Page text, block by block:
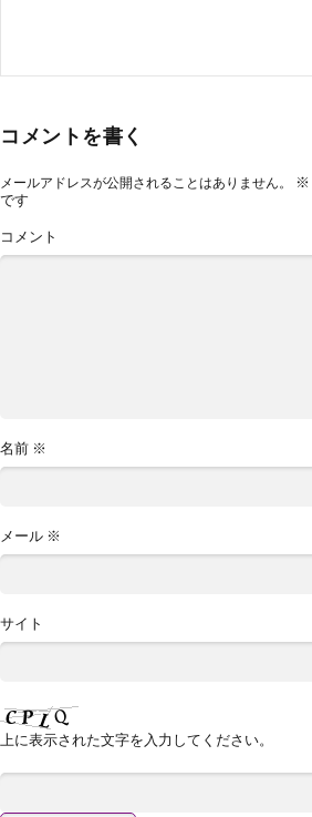
コメントを書く
メールアドレスが公開されることはありません。 ※
です
コメント
名前 ※
メール ※
サイト
上に表示された文字を入力してください。